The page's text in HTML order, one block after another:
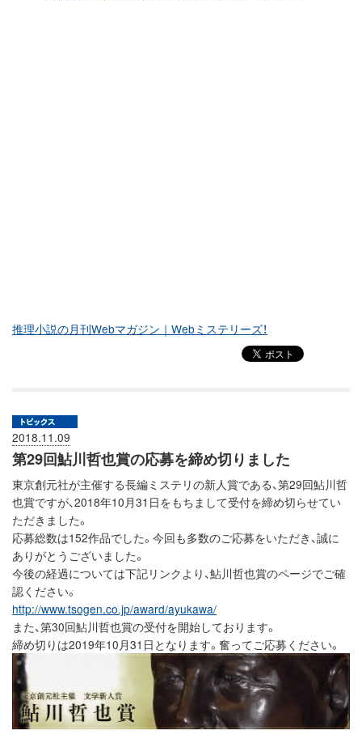
推理小説の月刊Webマガジン｜Webミステリーズ！
2018.11.09
第29回鮎川哲也賞の応募を締め切りました
東京創元社が主催する長編ミステリの新人賞である、第29回鮎川哲
也賞ですが、2018年10月31日をもちまして受付を締め切らせてい
ただきました。
応募総数は152作品でした。今回も多数のご応募をいただき、誠に
ありがとうございました。
今後の経過については下記リンクより、鮎川哲也賞のページでご確
認ください。
http://www.tsogen.co.jp/award/ayukawa/
また、第30回鮎川哲也賞の受付を開始しております。
締め切りは2019年10月31日となります。奮ってご応募ください。